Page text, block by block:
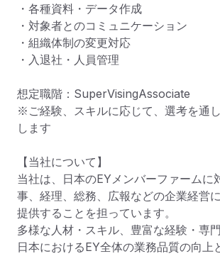
・各種資料・データ作成
・対象者とのコミュニケーション
・組織体制の変更対応
・入退社・人員管理
想定職階：SuperVisingAssociate
※ご経験、スキルに応じて、選考を通
します
【当社について】
当社は、日本のEYメンバーファームに
事、経理、総務、広報などの企業経営
提供することを担っています。
多様な人材・スキル、豊富な経験・専
日本におけるEY全体の業務品質の向上